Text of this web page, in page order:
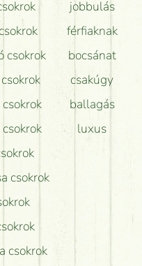
csokrok
csokrok
csokrok
jobbulás
férfiaknak
bocsánat
csakúgy
ballagás
luxus